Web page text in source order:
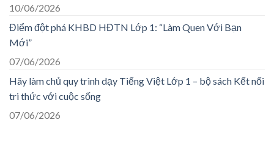
10/06/2026
Điểm đột phá KHBD HĐTN Lớp 1: “Làm Quen Với Bạn
Mới”
07/06/2026
Hãy làm chủ quy trình dạy Tiếng Việt Lớp 1 – bộ sách Kết nối
tri thức với cuộc sống
07/06/2026